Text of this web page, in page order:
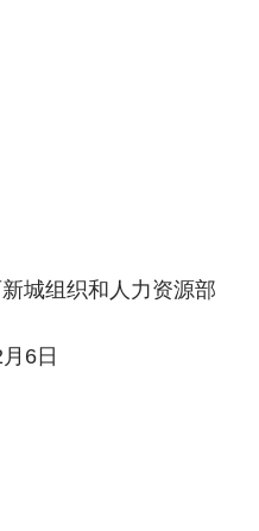
资源部